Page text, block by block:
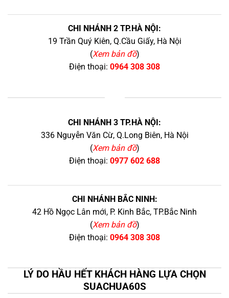
CHI NHÁNH 2 TP.HÀ NỘI:
19 Trần Quý Kiên, Q.Cầu Giấy, Hà Nội
(Xem bản đồ)
Điện thoại: 0964 308 308
CHI NHÁNH 3 TP.HÀ NỘI:
336 Nguyễn Văn Cừ, Q.Long Biên, Hà Nội
(Xem bản đồ)
Điện thoại: 0977 602 688
CHI NHÁNH BẮC NINH:
42 Hồ Ngọc Lân mới, P. Kinh Bắc, TP.Bắc Ninh
(Xem bản đồ)
Điện thoại: 0964 308 308
LÝ DO HẦU HẾT KHÁCH HÀNG LỰA CHỌN
SUACHUA60S